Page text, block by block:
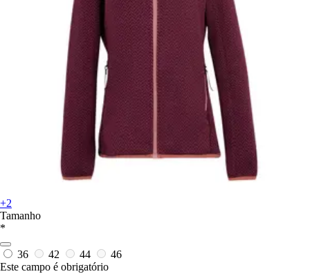
+2
Tamanho
*
36 42 44
46
Este campo é obrigatório